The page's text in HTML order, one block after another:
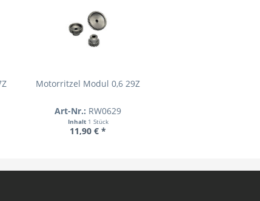
Motorritzel Modul 0,6 29Z
Art-Nr.: RW0629
Inhalt 1 Stück
11,90 € *